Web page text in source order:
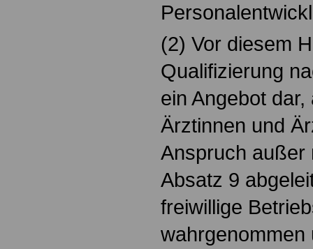
(2) Vor diesem
Qualifizierung
ein Angebot
Ärztinnen und
Anspruch außer
Absatz 9
freiwillige
wahrgenommen